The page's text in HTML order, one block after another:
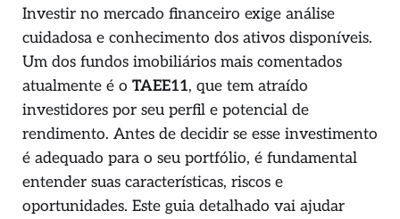
Investir no mercado financeiro exige análise
cuidadosa e conhecimento dos ativos disponíveis.
Um dos fundos imobiliários mais comentados
atualmente é o TAEE11, que tem atraído
investidores por seu perfil e potencial de
rendimento. Antes de decidir se esse investimento
é adequado para o seu portfólio, é fundamental
entender suas características, riscos e
oportunidades. Este guia detalhado vai ajudar